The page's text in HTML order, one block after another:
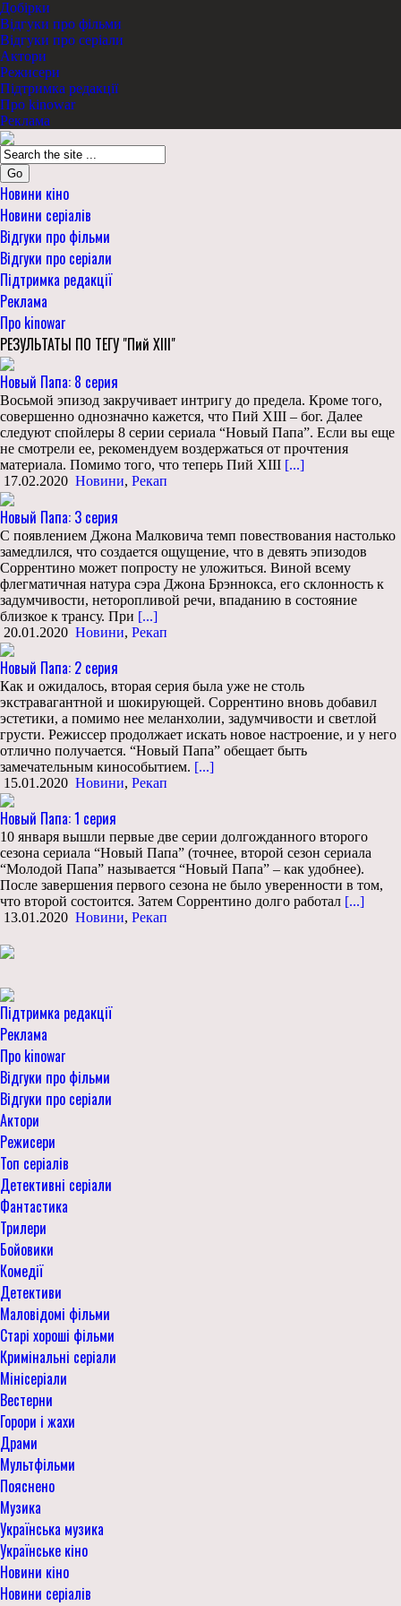
Добірки
Відгуки про фільми
Відгуки про серіали
Актори
Режисери
Підтримка редакції
Про kinowar
Реклама
Go
Новини кіно
Новини серіалів
Відгуки про фільми
Відгуки про серіали
Підтримка редакції
Реклама
Про kinowar
РЕЗУЛЬТАТЫ ПО ТЕГУ "Пий XIII"
Новый Папа: 8 серия
Восьмой эпизод закручивает интригу до предела. Кроме того,
совершенно однозначно кажется, что Пий XIII – бог. Далее
следуют спойлеры 8 серии сериала “Новый Папа”. Если вы еще
не смотрели ее, рекомендуем воздержаться от прочтения
материала. Помимо того, что теперь Пий XIII [...]
17.02.2020 Новини, Рекап
Новый Папа: 3 серия
С появлением Джона Малковича темп повествования настолько
замедлился, что создается ощущение, что в девять эпизодов
Соррентино может попросту не уложиться. Виной всему
флегматичная натура сэра Джона Брэннокса, его склонность к
задумчивости, неторопливой речи, впаданию в состояние
близкое к трансу. При [...]
20.01.2020 Новини, Рекап
Новый Папа: 2 серия
Как и ожидалось, вторая серия была уже не столь
экстравагантной и шокирующей. Соррентино вновь добавил
эстетики, а помимо нее меланхолии, задумчивости и светлой
грусти. Режиссер продолжает искать новое настроение, и у него
отлично получается. “Новый Папа” обещает быть
замечательным кинособытием. [...]
15.01.2020 Новини, Рекап
Новый Папа: 1 серия
10 января вышли первые две серии долгожданного второго
сезона сериала “Новый Папа” (точнее, второй сезон сериала
“Молодой Папа” называется “Новый Папа” – как удобнее).
После завершения первого сезона не было уверенности в том,
что второй состоится. Затем Соррентино долго работал [...]
13.01.2020 Новини, Рекап
Підтримка редакції
Реклама
Про kinowar
Відгуки про фільми
Відгуки про серіали
Актори
Режисери
Топ серіалів
Детективні серіали
Фантастика
Трилери
Бойовики
Комедії
Детективи
Маловідомі фільми
Старі хороші фільми
Кримінальні серіали
Мінісеріали
Вестерни
Горори і жахи
Драми
Мультфільми
Пояснено
Музика
Українська музика
Українське кіно
Новини кіно
Новини серіалів